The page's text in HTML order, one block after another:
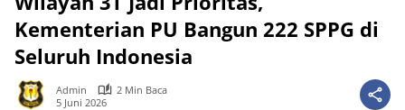
Kementerian PU Bangun 222 SPPG di
Seluruh Indonesia
Admin
2 Min Baca
5 Juni 2026